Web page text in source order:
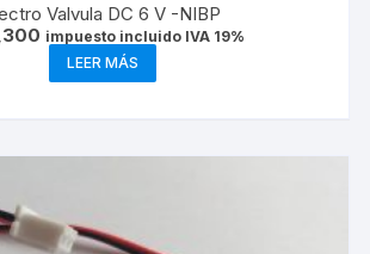
Valvula DC 6 V -NIBP
impuesto incluido IVA 19%
LEER MÁS